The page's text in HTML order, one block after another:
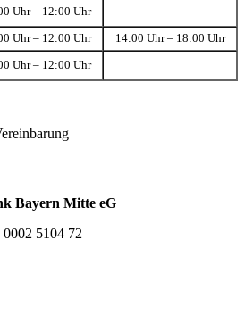
Uhr – 12:00 Uhr
Uhr – 12:00 Uhr 14:00 Uhr – 18:00 Uhr
Uhr – 12:00 Uhr
Bayern Mitte eG
5104 72